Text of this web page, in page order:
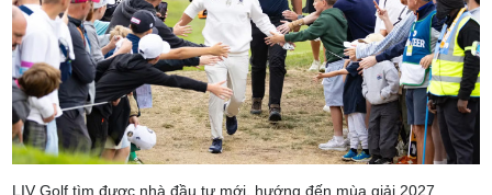
LIV Golf tìm được nhà đầu tư mới, hướng đến mùa giải 2027